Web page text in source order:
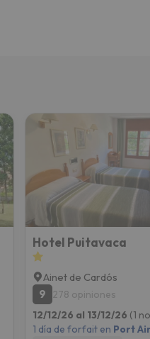
Prueba a modificar el destino.
su brújula vuelve.
Hotel Puitavaca
Ainet de Cardós
9
278 opiniones
12/12/26 al 13/12/26 (1
1 día de forfait en Port